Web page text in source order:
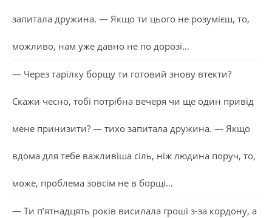
запитала дружина. — Якщо ти цього не розумієш, то,
можливо, нам уже давно не по дорозі…
— Через тарілку борщу ти готовий знову втекти?
Скажи чесно, тобі потрібна вечеря чи ще один привід
мене принизити? — тихо запитала дружина. — Якщо
вдома для тебе важливіша сіль, ніж людина поруч, то,
може, проблема зовсім не в борщі…
— Ти п’ятнадцять років висилала гроші з-за кордону, а